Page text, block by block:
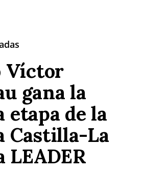
Víctor
gana la
de la
Castilla-La
LEADER